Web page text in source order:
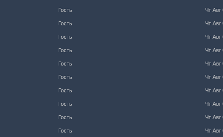
Гость Чт Авг
Гость Чт Авг
Гость Чт Авг
Гость Чт Авг
Гость Чт Авг
Гость Чт Авг
Гость Чт Авг
Гость Чт Авг
Гость Чт Авг
Гость Чт Авг